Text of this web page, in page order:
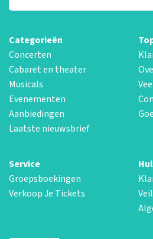
Categorieën
Concerten
Cabaret en theater
Musicals
Evenementen
Aanbiedingen
Laatste nieuwsbrief
Service
Groepsboekingen
Verkoop Je Tickets